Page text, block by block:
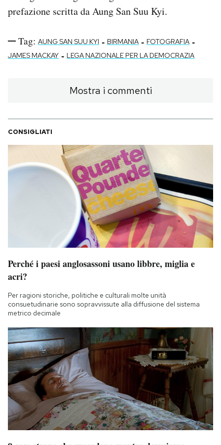
prefazione scritta da Aung San Suu Kyi.
Tag: AUNG SAN SUU KYI - BIRMANIA - FOTOGRAFIA -
JAMES MACKAY - LEGA NAZIONALE PER LA DEMOCRAZIA
Mostra i commenti
CONSIGLIATI
Perché i paesi anglosassoni usano libbre, miglia e
acri?
Per ragioni storiche, politiche e culturali molte unità
consuetudinarie sono sopravvissute alla diffusione del sistema
metrico decimale